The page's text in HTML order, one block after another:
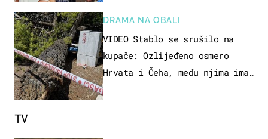
DRAMA NA OBALI
VIDEO Stablo se srušilo na
kupače: Ozlijeđeno osmero
Hrvata i Čeha, među njima ima
TV